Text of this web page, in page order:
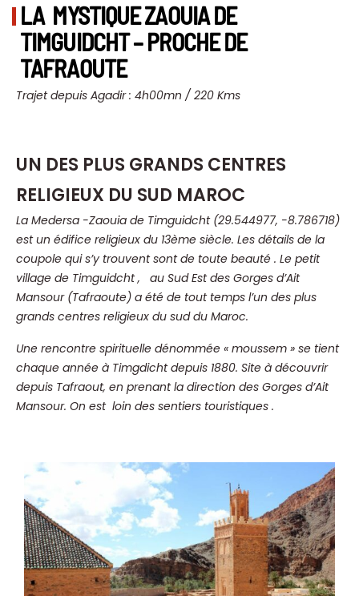
LA MYSTIQUE ZAOUIA DE
TIMGUIDCHT – PROCHE DE
TAFRAOUTE
Trajet depuis Agadir : 4h00mn / 220 Kms
UN DES PLUS GRANDS CENTRES
RELIGIEUX DU SUD MAROC
La Medersa -Zaouia de Timguidcht (29.544977, -8.786718)
est un édifice religieux du 13ème siècle. Les détails de la
coupole qui s’y trouvent sont de toute beauté . Le petit
village de Timguidcht , au Sud Est des Gorges d’Ait
Mansour (Tafraoute) a été de tout temps l’un des plus
grands centres religieux du sud du Maroc.
Une rencontre spirituelle dénommée « moussem » se tient
chaque année à Timgdicht depuis 1880. Site à découvrir
depuis Tafraout, en prenant la direction des Gorges d’Ait
Mansour. On est loin des sentiers touristiques .